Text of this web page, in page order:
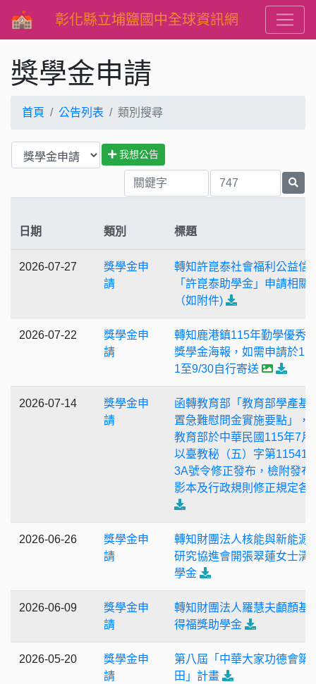
彰化縣立埔鹽國中全球資訊網
獎學金申請
首頁 公告列表 類別搜尋
我想公告
日期 類別 標題
2026-07-27
獎學金申
請
轉知許崑泰社會福利公益信
「許崑泰助學金」申請相關
（如附件)
2026-07-22
獎學金申
請
轉知鹿港鎮115年勤學優秀
獎學金海報，如需申請於
1至9/30自行寄送
2026-07-14
獎學金申
請
函轉教育部「教育部學產基
置急難慰問金實施要點」，
教育部於中華民國115年7月
以臺教秘（五）字第
3A號令修正發布，檢附發布
影本及行政規則修正規定各
2026-06-26
獎學金申
請
轉知財團法人核能與新能源
研究協進會開張翠蓮女士清
學金
2026-06-09
獎學金申
請
轉知財團法人羅慧夫顱顏基
得福獎助學金
2026-05-20
獎學金申
請
第八屆「中華大家功德會築
田」計畫